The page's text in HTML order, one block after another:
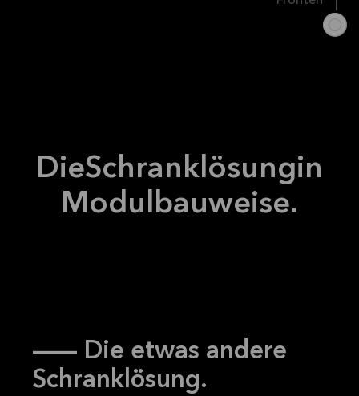
Mehr
DieSchranklösungin
Modulbauweise.
–- Die etwas andere
Schranklösung.